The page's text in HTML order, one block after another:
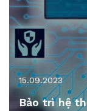
15.09.2023
Bảo trì hệ